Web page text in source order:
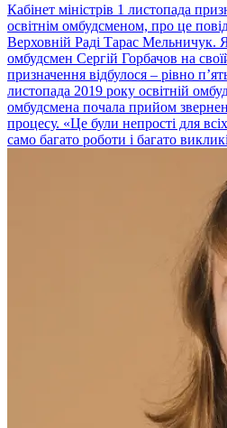
Кабінет міністрів 1 листопада
освітнім омбудсменом, про це
Верховній Раді Тарас Мельничук.
омбудсмен Сергій Горбачов на
призначення відбулося – рівно
листопада 2019 року освітній
омбудсмена почала прийом
процесу. «Це були непрості для
само багато роботи і багато